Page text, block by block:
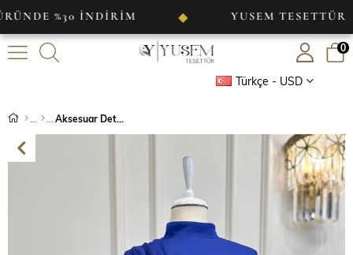
İNDİRİM ◆ YUSEM TESETTÜR ◆
Türkçe - USD
0
Aksesuar Detaylı Saten Abiye Saks